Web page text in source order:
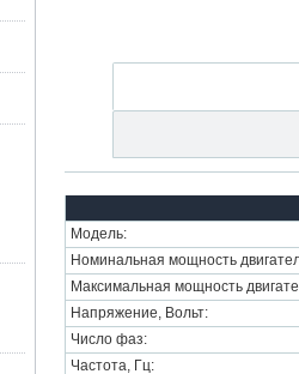
Модель:
Номинальная мощность
Максимальная мощность
Напряжение, Вольт:
Число фаз:
Частота, Гц: